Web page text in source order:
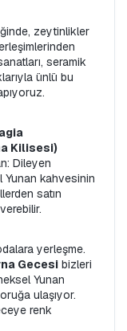
zeytinlikler
seramik
ünlü bu
Kilisesi)
Dileyen
kahvesinin
satın
yerleşme.
Gecesi bizleri
Yunan
ulaşıyor.
renk